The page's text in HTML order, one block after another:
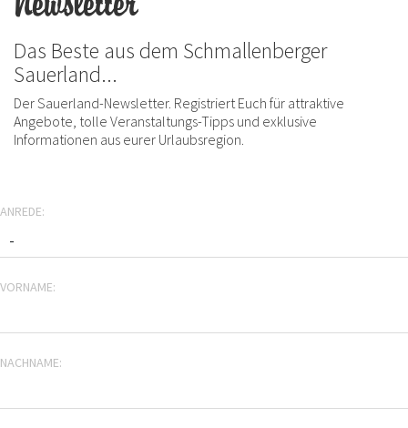
Das Beste aus dem Schmallenberger
Sauerland...
Der Sauerland-Newsletter. Registriert Euch für attraktive
Angebote, tolle Veranstaltungs-Tipps und exklusive
Informationen aus eurer Urlaubsregion.
ANREDE:
VORNAME:
NACHNAME: